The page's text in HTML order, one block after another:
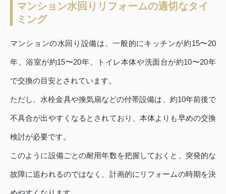
マンション水回りリフォームの適切なタイ
ミング
マンションの水回り設備は、一般的にキッチンが約15〜20
年、浴室が約15〜20年、トイレ本体や洗面台が約10〜20年
で交換の目安とされています。
ただし、水栓金具や換気扇などの付帯設備は、約10年前後で
不具合が出やすくなるとされており、本体よりも早めの交換
検討が必要です。
このように設備ごとの耐用年数を把握しておくと、突発的な
故障に追われるのではなく、計画的にリフォームの時期を決